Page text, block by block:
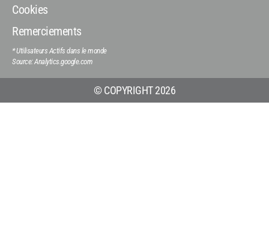
Cookies
Remerciements
* Utilisateurs Actifs dans le monde
Source: Analytics.google.com
© COPYRIGHT 2026